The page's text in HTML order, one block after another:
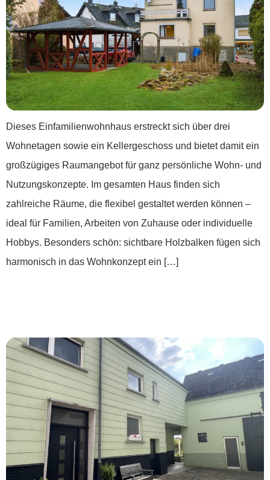
Dieses Einfamilienwohnhaus erstreckt sich über drei
Wohnetagen sowie ein Kellergeschoss und bietet damit ein
großzügiges Raumangebot für ganz persönliche Wohn- und
Nutzungskonzepte. Im gesamten Haus finden sich
zahlreiche Räume, die flexibel gestaltet werden können –
ideal für Familien, Arbeiten von Zuhause oder individuelle
Hobbys. Besonders schön: sichtbare Holzbalken fügen sich
harmonisch in das Wohnkonzept ein […]